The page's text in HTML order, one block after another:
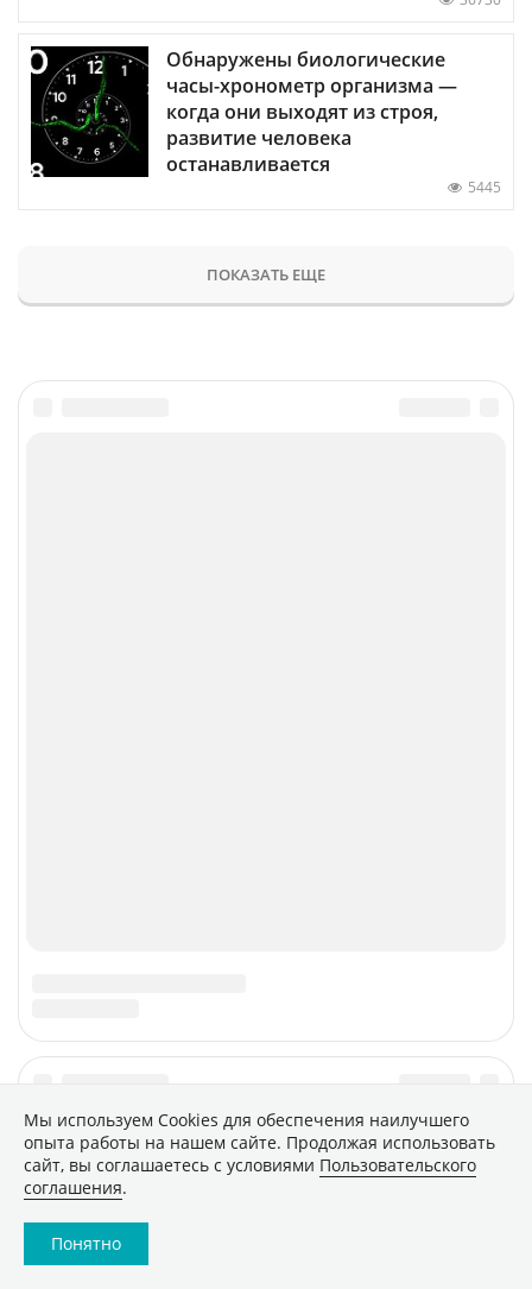
Обнаружены биологические
часы-хронометр организма —
когда они выходят из строя,
развитие человека
останавливается
5445
ПОКАЗАТЬ ЕЩЕ
Мы используем Сookies для обеспечения наилучшего
опыта работы на нашем сайте. Продолжая использовать
сайт, вы соглашаетесь с условиями Пользовательского
соглашения.
Понятно